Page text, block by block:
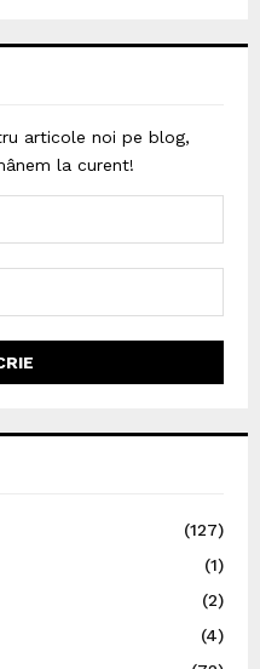
articole noi pe blog,
la curent!
(127)
(1)
(2)
(4)